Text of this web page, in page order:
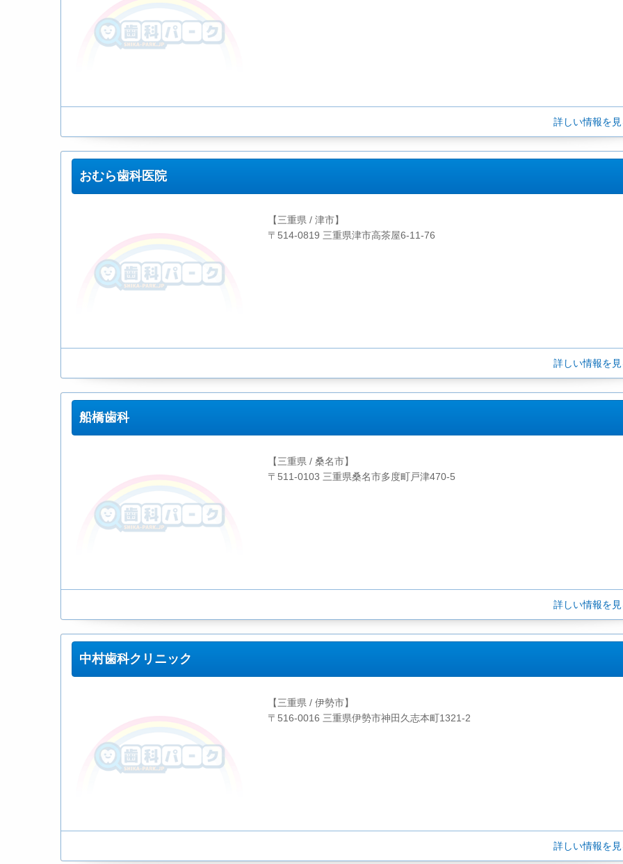
詳しい情報を
おむら歯科医院
【三重県 / 津市】
〒514-0819 三重県津市高茶屋6-11-76
詳しい情報を
船橋歯科
【三重県 / 桑名市】
〒511-0103 三重県桑名市多度町戸津470-5
詳しい情報を
中村歯科クリニック
【三重県 / 伊勢市】
〒516-0016 三重県伊勢市神田久志本町1321-2
詳しい情報を